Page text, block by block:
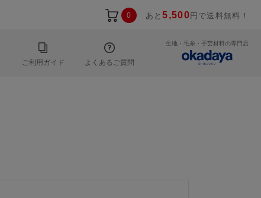
0 あと5,500 円で送料無料！
ご利用ガイド よくあるご質問
生地・毛糸・手芸材料の専門店